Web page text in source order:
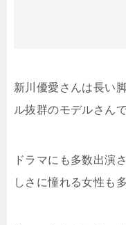
新川優愛さんは長い
ル抜群のモデルさんで
ドラマにも多数出演
しさに憧れる女性も